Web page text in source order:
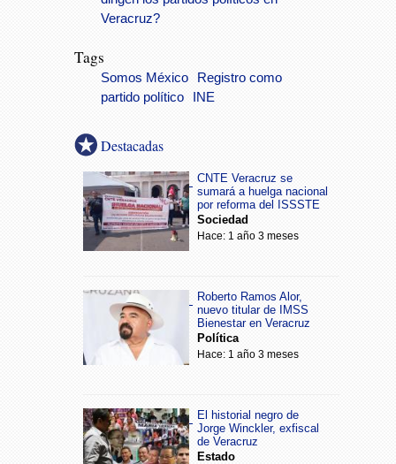
Veracruz?
Tags
Somos México
Registro como
partido político
INE
Destacadas
CNTE Veracruz se
sumará a huelga nacional
por reforma del ISSSTE
Sociedad
Hace: 1 año 3 meses
Roberto Ramos Alor,
nuevo titular de IMSS
Bienestar en Veracruz
Política
Hace: 1 año 3 meses
El historial negro de
Jorge Winckler, exfiscal
de Veracruz
Estado